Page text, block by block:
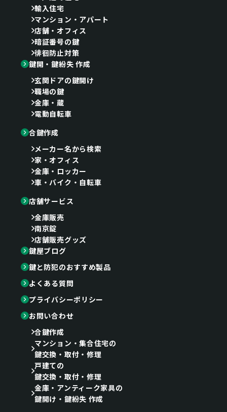
輸入住宅
マンション・アパート
店舗・オフィス
暗証番号の鍵
徘徊防止対策
鍵開・鍵紛失 作成
玄関ドアの鍵開け
職場の鍵
金庫・蔵
電動自転車
合鍵作成
メーカー名から検索
家・オフィス
金庫・ロッカー
車・バイク・自転車
店舗サービス
金庫販売
南京錠
店舗販売グッズ
鍵屋ブログ
鍵と防犯のおすすめ製品
よくある質問
プライバシーポリシー
お問い合わせ
合鍵作成
マンション・集合住宅の
鍵交換・取付・修理
戸建ての
鍵交換・取付・修理
金庫・アンティーク家具の
鍵開け・鍵紛失 作成